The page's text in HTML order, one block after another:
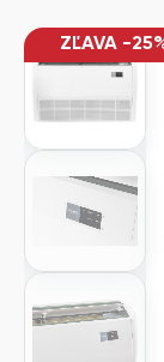
ZĽAVA -